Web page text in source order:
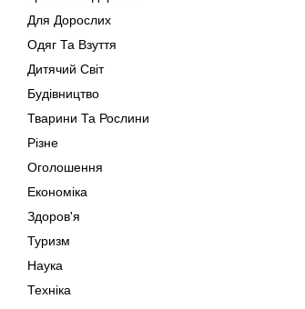
Для Дорослих
Одяг Та Взуття
Дитячий Світ
Будівництво
Тварини Та Рослини
Різне
Оголошення
Економіка
Здоров'я
Туризм
Наука
Техніка